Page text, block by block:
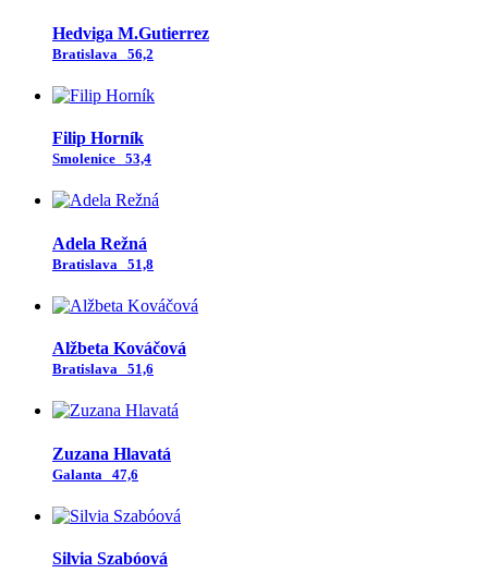
Hedviga M.Gutierrez
Bratislava 56,2
Filip Horník
Smolenice 53,4
Adela Režná
Bratislava 51,8
Alžbeta Kováčová
Bratislava 51,6
Zuzana Hlavatá
Galanta 47,6
Silvia Szabóová